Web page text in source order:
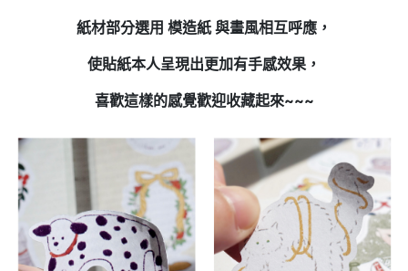
紙材部分選用 模造紙 與畫風相互呼應，
使貼紙本人呈現出更加有手感效果，
喜歡這樣的感覺歡迎收藏起來~~~